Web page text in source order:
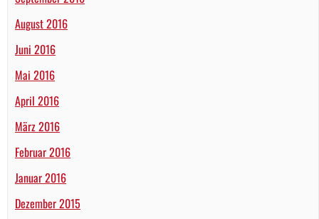
August 2016
Juni 2016
Mai 2016
April 2016
März 2016
Februar 2016
Januar 2016
Dezember 2015